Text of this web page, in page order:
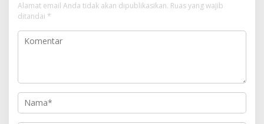
Alamat email Anda tidak akan dipublikasikan. Ruas yang wajib
ditandai *